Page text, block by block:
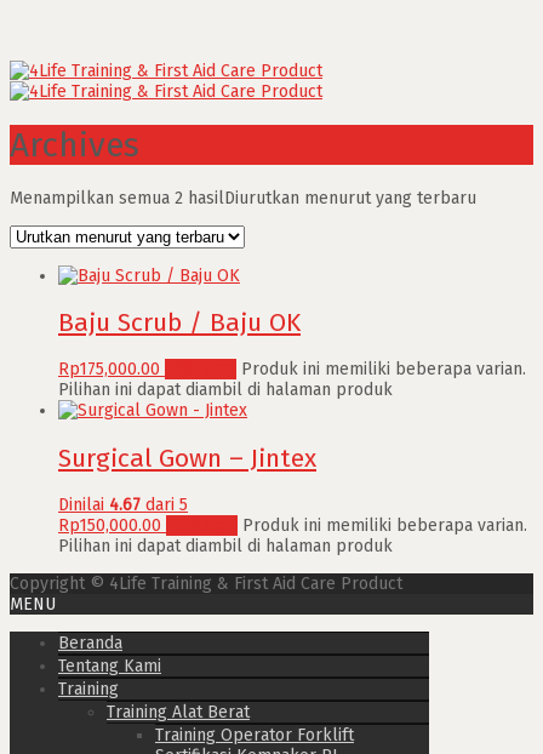
Archives
Menampilkan semua 2 hasilDiurutkan menurut yang terbaru
Baju Scrub / Baju OK
Rp175,000.00
Produk ini memiliki beberapa varian.
Pilihan ini dapat diambil di halaman produk
Surgical Gown – Jintex
Dinilai 4.67 dari 5
Rp150,000.00
Produk ini memiliki beberapa varian.
Pilihan ini dapat diambil di halaman produk
Copyright © 4Life Training & First Aid Care Product
MENU
Beranda
Tentang Kami
Training
Training Alat Berat
Training Operator Forklift